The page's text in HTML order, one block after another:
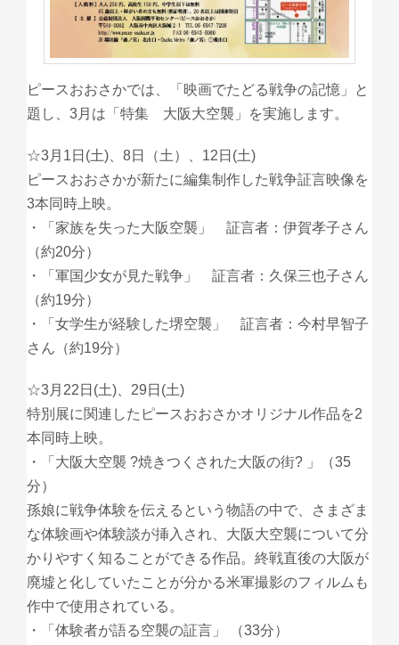
ピースおおさかでは、「映画でたどる戦争の記憶」と
題し、3月は「特集 大阪大空襲」を実施します。
☆3月1日(土)、8日（土）、12日(土)
ピースおおさかが新たに編集制作した戦争証言映像を
3本同時上映。
・「家族を失った大阪空襲」 証言者：伊賀孝子さん
（約20分）
・「軍国少女が見た戦争」 証言者：久保三也子さん
（約19分）
・「女学生が経験した堺空襲」 証言者：今村早智子
さん（約19分）
☆3月22日(土)、29日(土)
特別展に関連したピースおおさかオリジナル作品を2
本同時上映。
・「大阪大空襲 ?焼きつくされた大阪の街? 」（35
分）
孫娘に戦争体験を伝えるという物語の中で、さまざま
な体験画や体験談が挿入され、大阪大空襲について分
かりやすく知ることができる作品。終戦直後の大阪が
廃墟と化していたことが分かる米軍撮影のフィルムも
作中で使用されている。
・「体験者が語る空襲の証言」 （33分）